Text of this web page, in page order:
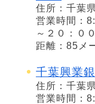
住所：千葉
営業時間：
～２０：００
距離：85メ
千葉興業
住所：千葉
営業時間：